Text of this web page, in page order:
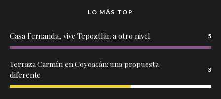
LO MÁS TOP
Casa Fernanda, vive Tepoztlán a otro nivel. 5
Terraza Carmín en Coyoacán: una propuesta
diferente
3